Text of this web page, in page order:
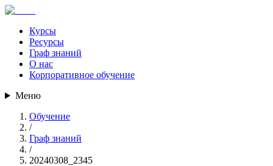
Курсы
Ресурсы
Граф знаний
О нас
Корпоративное обучение
Меню
Обучение
/
Граф знаний
/
20240308_2345